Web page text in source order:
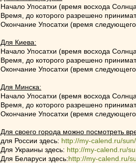
Начало Упосатхи (время восхода
Время, до которого разрешено
Окончание Упосатхи (время
Для Киева:
Начало Упосатхи (время восхода
Время, до которого разрешено
Окончание Упосатхи (время
Для Минска:
Начало Упосатхи (время восхода
Время, до которого разрешено
Окончание Упосатхи (время
Для своего города можно посмотреть
для России здесь: http://my-calend.ru/
Для Украины здесь: http://my-calend.ru/
Для Беларуси здесь:http://my-calend.ru/